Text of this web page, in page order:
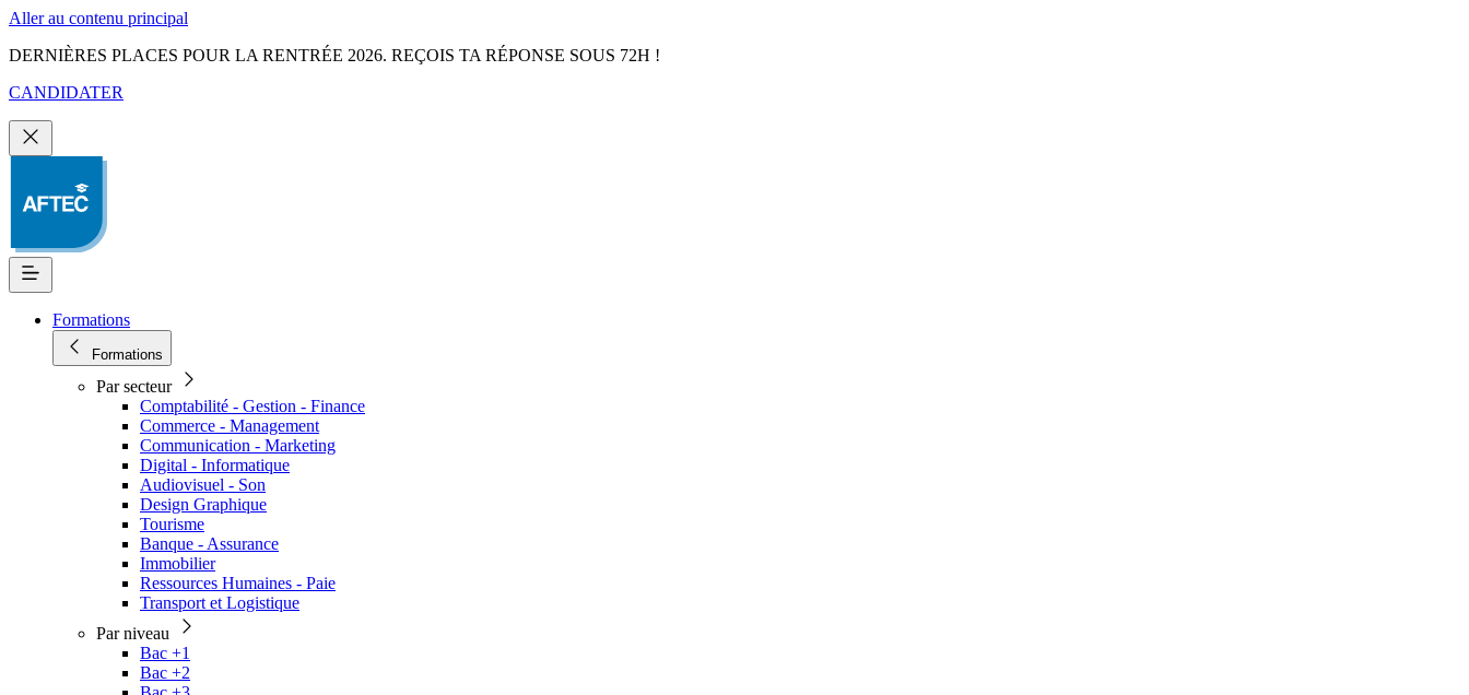
Aller au contenu principal
DERNIÈRES PLACES POUR LA RENTRÉE 2026. REÇOIS TA RÉPONSE SOUS 72H !
CANDIDATER
Formations
Formations
Par secteur
Comptabilité - Gestion - Finance
Commerce - Management
Communication - Marketing
Digital - Informatique
Audiovisuel - Son
Design Graphique
Tourisme
Banque - Assurance
Immobilier
Ressources Humaines - Paie
Transport et Logistique
Par niveau
Bac +1
Bac +2